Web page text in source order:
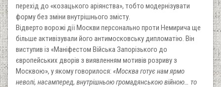
перехід до «козацького аріянства», тобто модернізувати
форму без зміни внутрішнього змісту.
Відверто ворожі дії Москви персонально проти Немирича ще
більше активізували його антимосковську дипломатію. Він
виступив із «Маніфестом Війська Запорізького до
європейських дворів з виявленням мотивів розриву з
Москвою», у якому говорилося: «Москва готує нам ярмо
неволі, насамперед, внутрішньою громадянською війною… то